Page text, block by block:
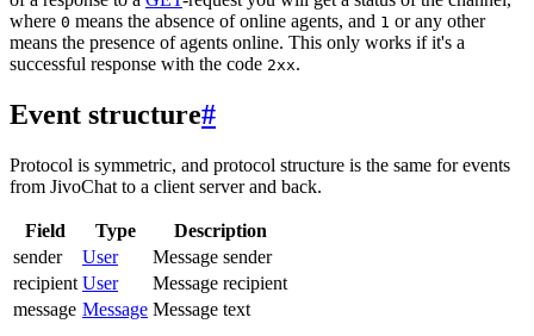
where 0 means the absence of online agents, and 1 or any other
means the presence of agents online. This only works if it's a
successful response with the code 2xx.
Event structure#
Protocol is symmetric, and protocol structure is the same for events
from JivoChat to a client server and back.
Field Type
Description
sender
User
Message sender
recipient User
Message recipient
message Message Message text